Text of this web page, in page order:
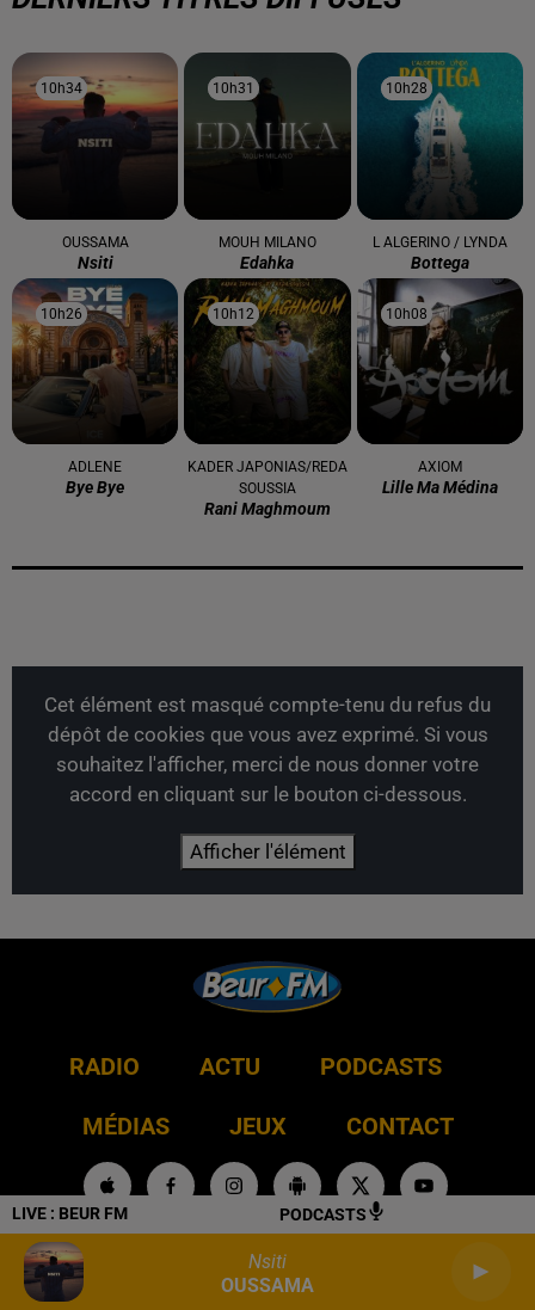
LIVE : BEUR FM PODCASTS
Nsiti
OUSSAMA
10h34
10h34
OUSSAMA
Nsiti
10h31
10h31
MOUH MILANO
Edahka
10h28
10h28
L ALGERINO / LYNDA
Bottega
10h26
10h26
ADLENE
Bye Bye
10h12
10h12
KADER JAPONIAS/REDA
SOUSSIA
Rani Maghmoum
10h08
10h08
AXIOM
Lille Ma Médina
Cet élément est masqué compte-tenu du refus du
dépôt de cookies que vous avez exprimé. Si vous
souhaitez l'afficher, merci de nous donner votre
accord en cliquant sur le bouton ci-dessous.
Afficher l'élément
RADIO ACTU PODCASTS
MÉDIAS JEUX CONTACT
Mentions légales Conditions Générales d'Utilisation